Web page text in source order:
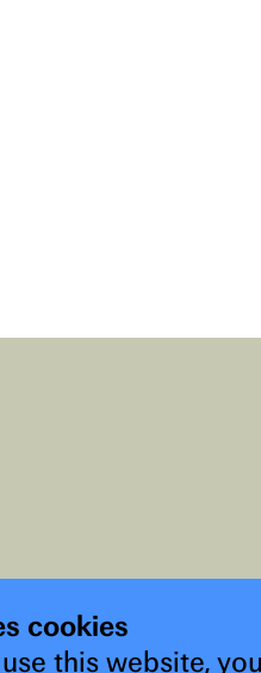
cookies
this website,